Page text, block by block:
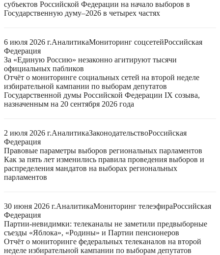
субъектов Российской Федерации на начало выборов в
Государственную думу–2026 в четырех частях
6 июля 2026 г.АналитикаМониторинг соцсетейРоссийская
Федерация
За «Единую Россию» незаконно агитируют тысячи
официальных пабликов
Отчёт о мониторинге социальных сетей на второй неделе
избирательной кампании по выборам депутатов
Государственной думы Российской Федерации IX созыва,
назначенным на 20 сентября 2026 года
2 июля 2026 г.АналитикаЗаконодательствоРоссийская
Федерация
Правовые параметры выборов региональных парламентов
Как за пять лет изменились правила проведения выборов и
распределения мандатов на выборах региональных
парламентов
30 июня 2026 г.АналитикаМониторинг телеэфираРоссийская
Федерация
Партии-невидимки: телеканалы не заметили предвыборные
съезды «Яблока», «Родины» и Партии пенсионеров
Отчёт о мониторинге федеральных телеканалов на второй
неделе избирательной кампании по выборам депутатов